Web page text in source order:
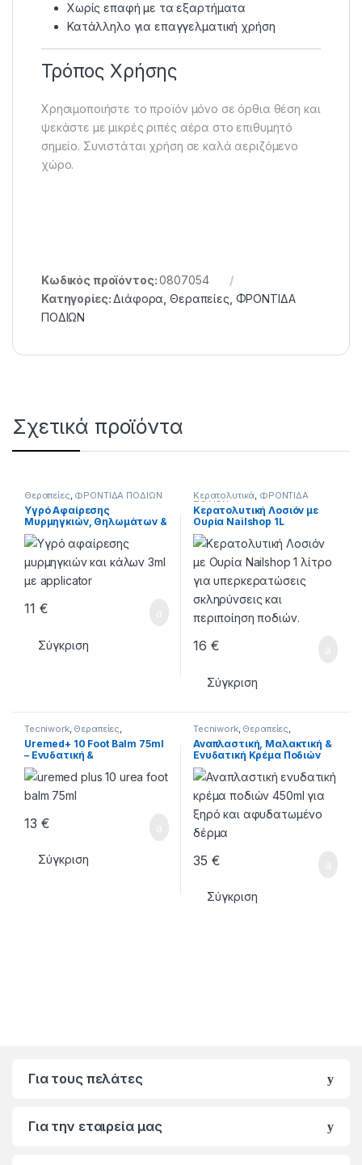
Χωρίς επαφή με τα εξαρτήματα
Κατάλληλο για επαγγελματική χρήση
Τρόπος Χρήσης
Χρησιμοποιήστε το προϊόν μόνο σε όρθια θέση και
ψεκάστε με μικρές ριπές αέρα στο επιθυμητό
σημείο. Συνιστάται χρήση σε καλά αεριζόμενο
χώρο.
Κωδικός προϊόντος:0807054
Κατηγορίες:Διάφορα ,Θεραπείες ΦΡΟΝΤΙΔΑ
ΠΟΔΙΩΝ
Σχετικά προϊόντα
Θεραπείες, ΦΡΟΝΤΙΔΑ ΠΟΔΙΩΝ
Υγρό Αφαίρεσης
Μυρμηγκιών, Θηλωμάτων &
Κάλων 3ml
11 €
Σύγκριση
Κερατολυτικά, ΦΡΟΝΤΙΔΑ
ΠΟΔΙΩΝ
Κερατολυτική Λοσιόν με
Ουρία Nailshop 1L
16 €
Σύγκριση
Tecniwork, Θεραπείες,
ΣΥΝΕΡΓΑΣΙΕΣ ,ΦΡΟΝΤΙΔΑ
ΠΟΔΙΩΝ
Uremed+ 10 Foot Balm 75ml
– Ενυδατική &
Επανορθωτική Κρέμα
Ποδιών με Ουρία 10%
13 €
Σύγκριση
Tecniwork, Θεραπείες,
ΣΥΝΕΡΓΑΣΙΕΣ , ΦΡΟΝΤΙΔΑ
ΠΟΔΙΩΝ
Αναπλαστική, Μαλακτική &
Ενυδατική Κρέμα Ποδιών
450ml
35 €
Σύγκριση
Για τους πελάτες
Για την εταιρεία μας